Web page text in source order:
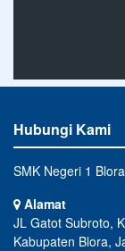
Hubungi Kami
SMK Negeri 1
Alamat
JL Gatot Subroto,
Kabupaten Blora,